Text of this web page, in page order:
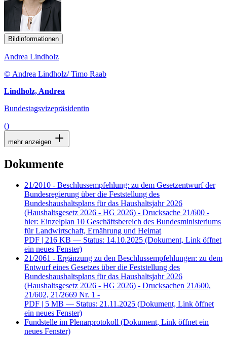
Bildinformationen
Andrea Lindholz
© Andrea Lindholz/ Timo Raab
Lindholz, Andrea
Bundestagsvizepräsidentin
()
mehr anzeigen
Dokumente
21/2010 - Beschlussempfehlung: zu dem Gesetzentwurf der
Bundesregierung über die Feststellung des
Bundeshaushaltsplans für das Haushaltsjahr 2026
(Haushaltsgesetz 2026 - HG 2026) - Drucksache 21/600 -
hier: Einzelplan 10 Geschäftsbereich des Bundesministeriums
für Landwirtschaft, Ernährung und Heimat
PDF | 216 KB — Status: 14.10.2025 (Dokument, Link öffnet
ein neues Fenster)
21/2061 - Ergänzung zu den Beschlussempfehlungen: zu dem
Entwurf eines Gesetzes über die Feststellung des
Bundeshaushaltsplans für das Haushaltsjahr 2026
(Haushaltsgesetz 2026 - HG 2026) - Drucksachen 21/600,
21/602, 21/2669 Nr. 1 -
PDF | 5 MB — Status: 21.11.2025 (Dokument, Link öffnet
ein neues Fenster)
Fundstelle im Plenarprotokoll (Dokument, Link öffnet ein
neues Fenster)